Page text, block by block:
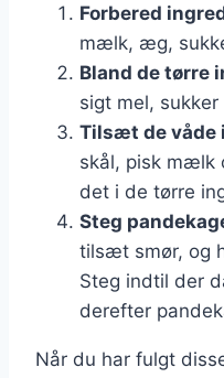
Forbered
mælk, æg,
Bland de tørre
sigt mel,
Tilsæt de våde
skål, pisk mælk
det i de tørre
Steg
tilsæt smør, og
Steg indtil der
derefter
Når du har fulgt